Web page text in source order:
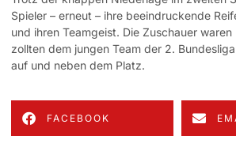
Spieler – erneut – ihre beeindruckende
und ihren Teamgeist. Die Zuschauer
zollten dem jungen Team der 2.
auf und neben dem Platz.
FACEBOOK